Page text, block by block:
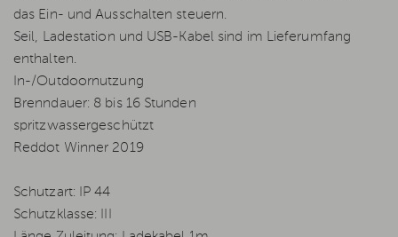
das Ein- und Ausschalten steuern.
Seil, Ladestation und USB-Kabel sind im Lieferumfang
enthalten.
In-/Outdoornutzung
Brenndauer: 8 bis 16 Stunden
spritzwassergeschützt
Reddot Winner 2019
Schutzart: IP 44
Schutzklasse: III